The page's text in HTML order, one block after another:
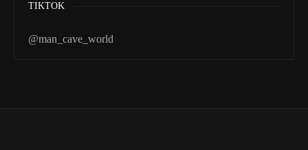
TIKTOK
@man_cave_world